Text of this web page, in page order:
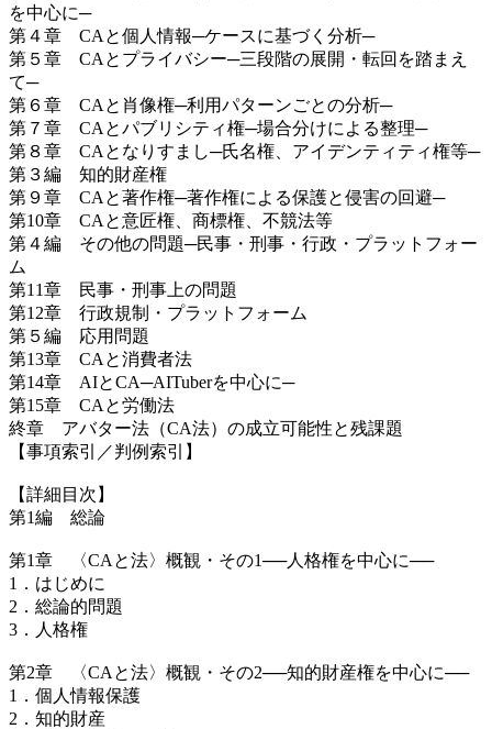
を中心に─
第４章 CAと個人情報─ケースに基づく分析─
第５章 CAとプライバシー─三段階の展開・転回を踏まえ
て─
第６章 CAと肖像権─利用パターンごとの分析─
第７章 CAとパブリシティ権─場合分けによる整理─
第８章 CAとなりすまし─氏名権、アイデンティティ権等─
第３編 知的財産権
第９章 CAと著作権─著作権による保護と侵害の回避─
第10章 CAと意匠権、商標権、不競法等
第４編 その他の問題─民事・刑事・行政・プラットフォー
ム
第11章 民事・刑事上の問題
第12章 行政規制・プラットフォーム
第５編 応用問題
第13章 CAと消費者法
第14章 AIとCA─AITuberを中心に─
第15章 CAと労働法
終章 アバター法（CA法）の成立可能性と残課題
【事項索引／判例索引】
【詳細目次】
第1編 総論
第1章 〈CAと法〉概観・その1──人格権を中心に──
1．はじめに
2．総論的問題
3．人格権
第2章 〈CAと法〉概観・その2──知的財産権を中心に──
1．個人情報保護
2．知的財産